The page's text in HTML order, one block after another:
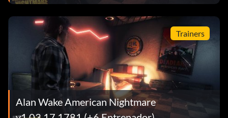
Trainers
Alan Wake American Nightmare